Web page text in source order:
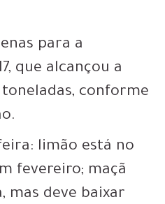
para a
que alcançou a
conforme
limão está no
fevereiro; maçã
mas deve baixar